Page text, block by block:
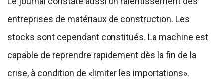
entreprises de matériaux de construction. Les
stocks sont cependant constitués. La machine est
capable de reprendre rapidement dès la fin de la
crise, à condition de «limiter les importations».